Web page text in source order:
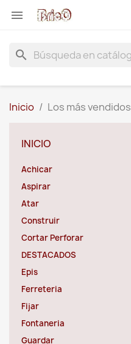

search
Inicio Los más vendidos
INICIO
Achicar
Aspirar
Atar
Construir
Cortar Perforar
DESTACADOS
Epis
Ferreteria
Fijar
Fontaneria
Guardar